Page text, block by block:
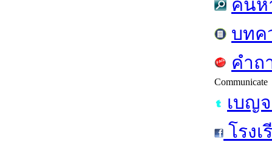
ค้นห
บทค
คำถ
Communicate
เบญ
โรง